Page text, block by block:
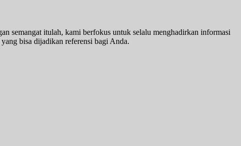
semangat itulah, kami berfokus untuk selalu menghadirkan informasi
bisa dijadikan referensi bagi Anda.